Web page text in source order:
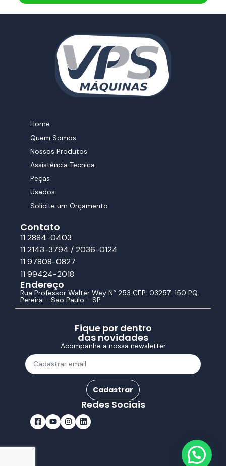
Home
Quem Somos
Nossos Produtos
Assistência Tecnica
Peças
Usados
Solicite um Orçamento
Contato
11 2884-0403
11 2143-3794 / 2036-0124
11 97808-0827
11 99424-2018
Endereço
Rua Professor Walter Wey N° 253 CEP: 03257-150 PQ.
Pereira - São Paulo - SP
Fique por dentro
das novidades
Acompanhe a nossa newsletter
Cadastrar
Redes Sociais